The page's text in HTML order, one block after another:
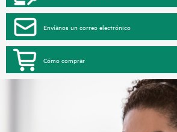
Envíanos un correo electrónico
Cómo comprar